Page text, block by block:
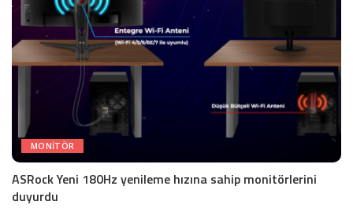
MONITÖR
ASRock Yeni 180Hz yenileme hızına sahip monitörlerini
duyurdu